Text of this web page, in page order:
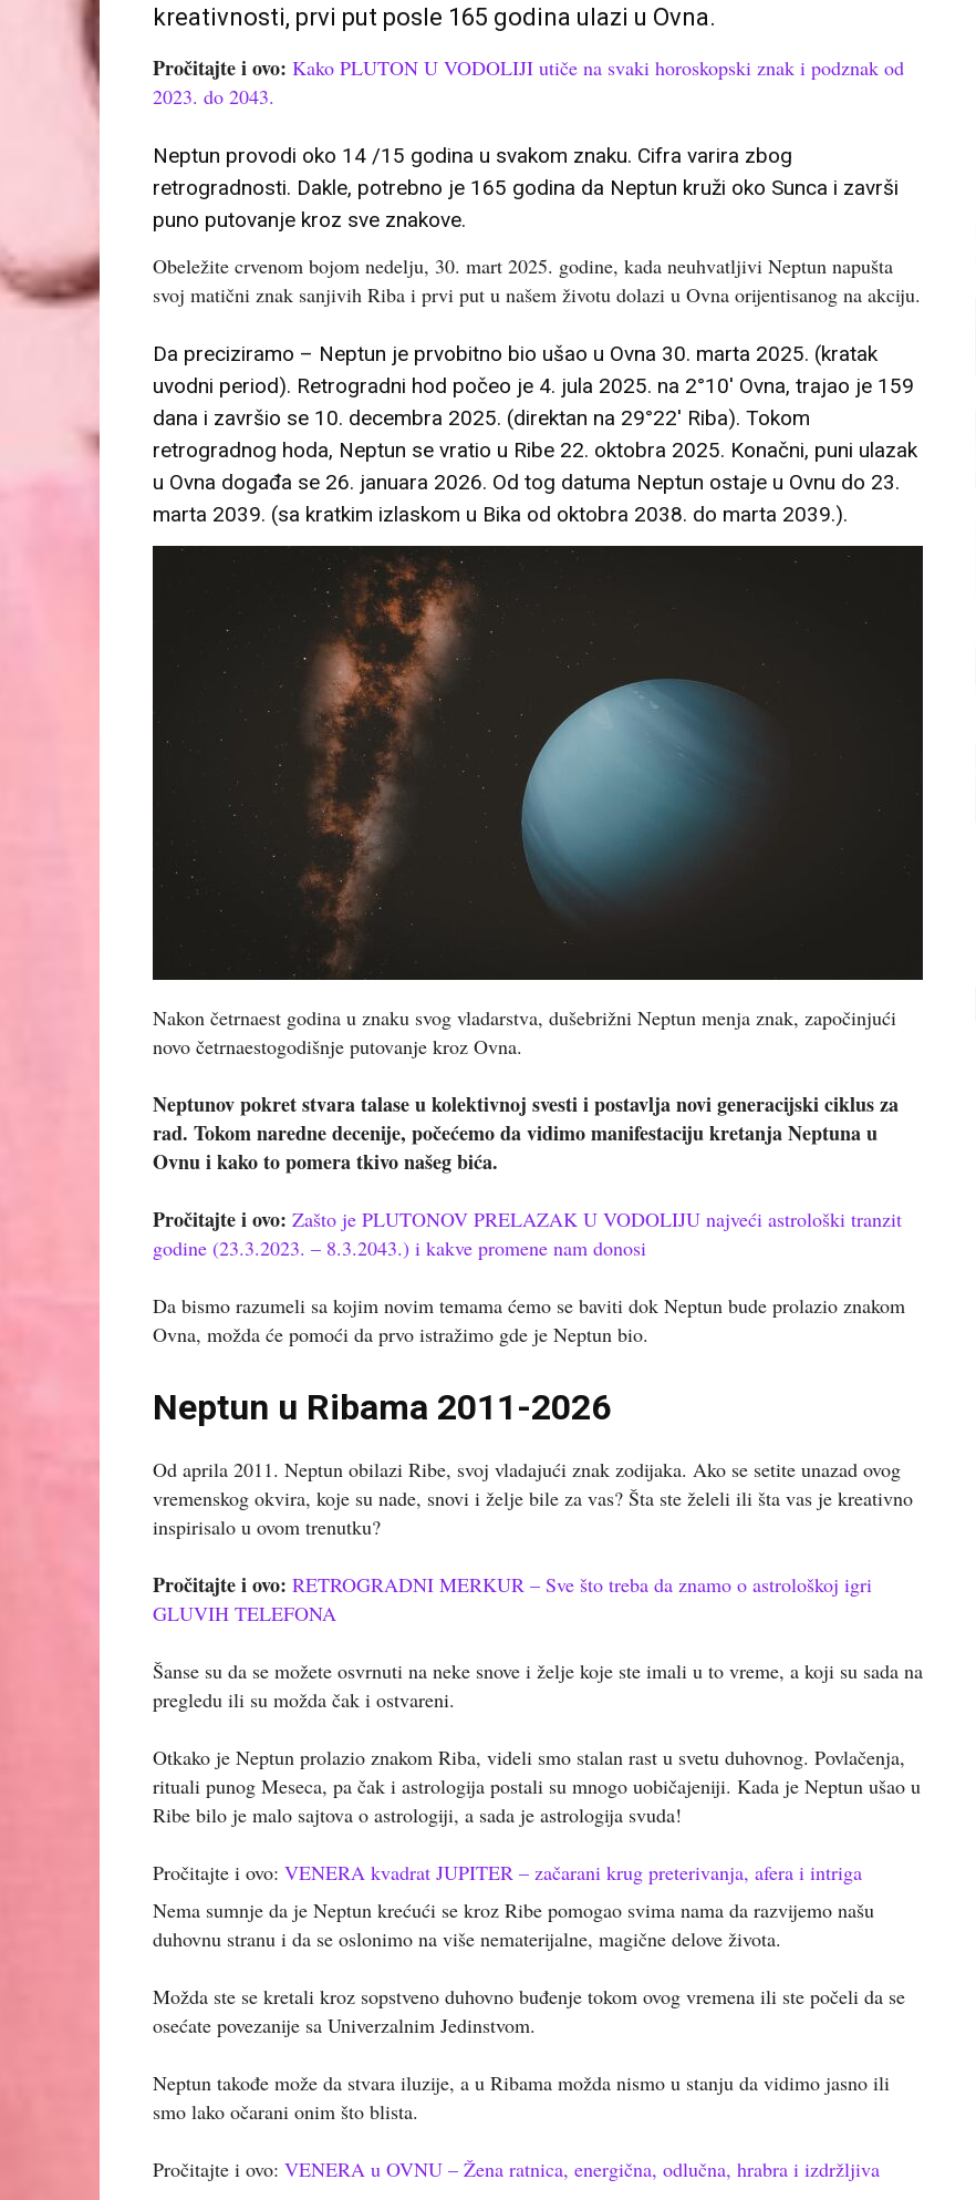
kreativnosti, prvi put posle 165 godina ulazi u Ovna.
Pročitajte i ovo: Kako PLUTON U VODOLIJI utiče na svaki horoskopski znak i podznak od
2023. do 2043.
Neptun provodi oko 14 /15 godina u svakom znaku. Cifra varira zbog
retrogradnosti. Dakle, potrebno je 165 godina da Neptun kruži oko Sunca i završi
puno putovanje kroz sve znakove.
Obeležite crvenom bojom nedelju, 30. mart 2025. godine, kada neuhvatljivi Neptun napušta
svoj matični znak sanjivih Riba i prvi put u našem životu dolazi u Ovna orijentisanog na akciju.
Da preciziramo – Neptun je prvobitno bio ušao u Ovna 30. marta 2025. (kratak
uvodni period). Retrogradni hod počeo je 4. jula 2025. na 2°10′ Ovna, trajao je 159
dana i završio se 10. decembra 2025. (direktan na 29°22′ Riba). Tokom
retrogradnog hoda, Neptun se vratio u Ribe 22. oktobra 2025. Konačni, puni ulazak
u Ovna događa se 26. januara 2026. Od tog datuma Neptun ostaje u Ovnu do 23.
marta 2039. (sa kratkim izlaskom u Bika od oktobra 2038. do marta 2039.).
Nakon četrnaest godina u znaku svog vladarstva, dušebrižni Neptun menja znak, započinjući
novo četrnaestogodišnje putovanje kroz Ovna.
Neptunov pokret stvara talase u kolektivnoj svesti i postavlja novi generacijski ciklus za
rad. Tokom naredne decenije, počećemo da vidimo manifestaciju kretanja Neptuna u
Ovnu i kako to pomera tkivo našeg bića.
Pročitajte i ovo: Zašto je PLUTONOV PRELAZAK U VODOLIJU najveći astrološki tranzit
godine (23.3.2023. – 8.3.2043.) i kakve promene nam donosi
Da bismo razumeli sa kojim novim temama ćemo se baviti dok Neptun bude prolazio znakom
Ovna, možda će pomoći da prvo istražimo gde je Neptun bio.
Neptun u Ribama 2011-2026
Od aprila 2011. Neptun obilazi Ribe, svoj vladajući znak zodijaka. Ako se setite unazad ovog
vremenskog okvira, koje su nade, snovi i želje bile za vas? Šta ste želeli ili šta vas je kreativno
inspirisalo u ovom trenutku?
Pročitajte i ovo: RETROGRADNI MERKUR – Sve što treba da znamo o astrološkoj igri
GLUVIH TELEFONA
Šanse su da se možete osvrnuti na neke snove i želje koje ste imali u to vreme, a koji su sada na
pregledu ili su možda čak i ostvareni.
Otkako je Neptun prolazio znakom Riba, videli smo stalan rast u svetu duhovnog. Povlačenja,
rituali punog Meseca, pa čak i astrologija postali su mnogo uobičajeniji. Kada je Neptun ušao u
Ribe bilo je malo sajtova o astrologiji, a sada je astrologija svuda!
Pročitajte i ovo: VENERA kvadrat JUPITER – začarani krug preterivanja, afera i intriga
Nema sumnje da je Neptun krećući se kroz Ribe pomogao svima nama da razvijemo našu
duhovnu stranu i da se oslonimo na više nematerijalne, magične delove života.
Možda ste se kretali kroz sopstveno duhovno buđenje tokom ovog vremena ili ste počeli da se
osećate povezanije sa Univerzalnim Jedinstvom.
Neptun takođe može da stvara iluzije, a u Ribama možda nismo u stanju da vidimo jasno ili
smo lako očarani onim što blista.
Pročitajte i ovo: VENERA u OVNU – Žena ratnica, energična, odlučna, hrabra i izdržljiva